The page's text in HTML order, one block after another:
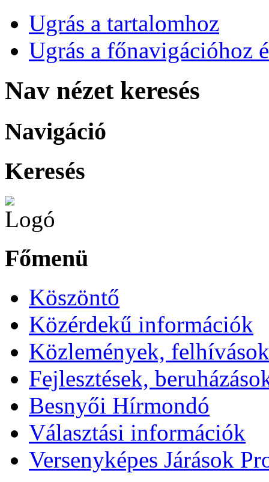
Ugrás a tartalomhoz
Ugrás a főnavigációhoz
Nav nézet keresés
Navigáció
Keresés
Főmenü
Köszöntő
Közérdekű információk
Közlemények, felhívások
Fejlesztések,
Besnyői Hírmondó
Választási információk
Versenyképes Járások